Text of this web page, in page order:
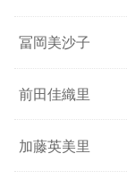
冨岡美沙子
前田佳織里
加藤英美里